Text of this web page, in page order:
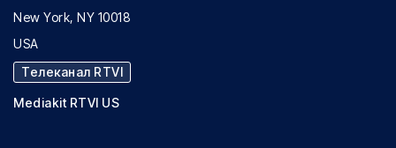
New York, NY 10018
USA
Телеканал RTVI
Mediakit RTVI US